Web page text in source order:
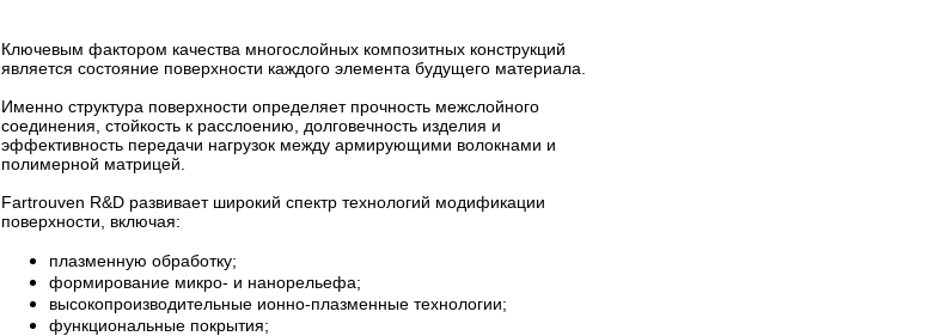
Ключевым фактором качества многослойных композитных конструкций
является состояние поверхности каждого элемента будущего материала.
Именно структура поверхности определяет прочность межслойного
соединения, стойкость к расслоению, долговечность изделия и
эффективность передачи нагрузок между армирующими волокнами и
полимерной матрицей.
Fartrouven R&D развивает широкий спектр технологий модификации
поверхности, включая:
плазменную обработку;
формирование микро- и нанорельефа;
высокопроизводительные ионно-плазменные технологии;
функциональные покрытия;